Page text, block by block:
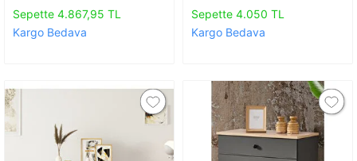
Sepette 4.867,95 TL
Kargo Bedava
Sepette 4.050 TL
Kargo Bedava